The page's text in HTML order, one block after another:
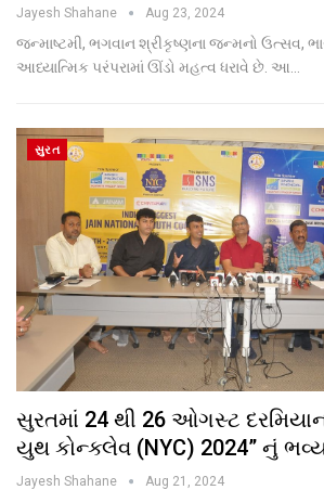
Jayesh Shahane Aug 23, 2024
જન્માષ્ટમી, ભગવાન શ્રીકૃષ્ણના જન્મનો ઉત્સવ,
આધ્યાત્મિક પરંપરામાં ઊંડો મહત્વ ધરાવે છે. આ…
સુરત
સુરતમાં 24 થી 26 ઓગસ્ટ
યુથ કોન્ક્લેવ (NYC) 2024” નું
Jayesh Shahane Aug 21, 2024